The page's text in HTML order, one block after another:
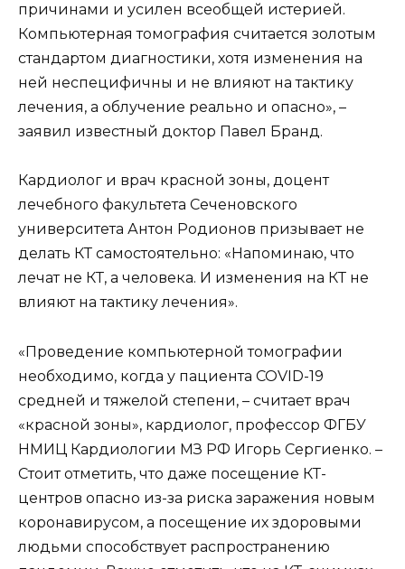
причинами и усилен всеобщей истерией.
Компьютерная томография считается золотым
стандартом диагностики, хотя изменения на
ней неспецифичны и не влияют на тактику
лечения, а облучение реально и опасно», –
заявил известный доктор Павел Бранд.
Кардиолог и врач красной зоны, доцент
лечебного факультета Сеченовского
университета Антон Родионов призывает не
делать КТ самостоятельно: «Напоминаю, что
лечат не КТ, а человека. И изменения на КТ не
влияют на тактику лечения».
«Проведение компьютерной томографии
необходимо, когда у пациента COVID-19
средней и тяжелой степени, – считает врач
«красной зоны», кардиолог, профессор ФГБУ
НМИЦ Кардиологии МЗ РФ Игорь Сергиенко. –
Стоит отметить, что даже посещение КТ-
центров опасно из-за риска заражения новым
коронавирусом, а посещение их здоровыми
людьми способствует распространению